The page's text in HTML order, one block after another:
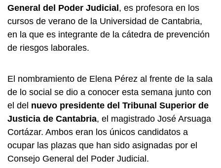
General del Poder Judicial, es profesora en los
cursos de verano de la Universidad de Cantabria,
en la que es integrante de la cátedra de prevención
de riesgos laborales.
El nombramiento de Elena Pérez al frente de la sala
de lo social se dio a conocer esta semana junto con
el del nuevo presidente del Tribunal Superior de
Justicia de Cantabria, el magistrado José Arsuaga
Cortázar. Ambos eran los únicos candidatos a
ocupar las plazas que han sido asignadas por el
Consejo General del Poder Judicial.